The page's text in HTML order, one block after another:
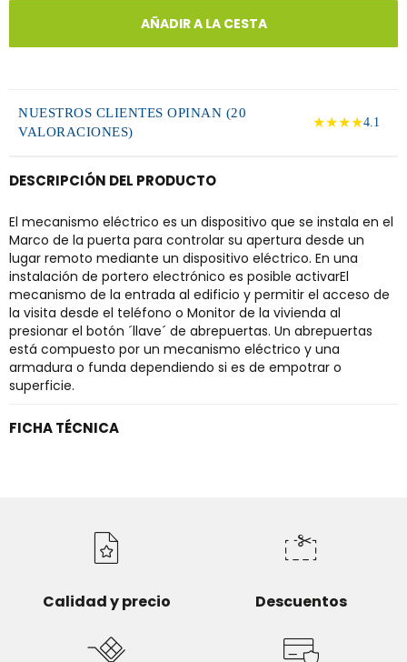
AÑADIR A LA CESTA
NUESTROS CLIENTES OPINAN (20
VALORACIONES)
★★★★4.1
DESCRIPCIÓN DEL PRODUCTO
El mecanismo eléctrico es un dispositivo que se instala en el
Marco de la puerta para controlar su apertura desde un
lugar remoto mediante un dispositivo eléctrico. En una
instalación de portero electrónico es posible activarEl
mecanismo de la entrada al edificio y permitir el acceso de
la visita desde el teléfono o Monitor de la vivienda al
presionar el botón ´llave´ de abrepuertas. Un abrepuertas
está compuesto por un mecanismo eléctrico y una
armadura o funda dependiendo si es de empotrar o
superficie.
FICHA TÉCNICA
Calidad y precio Descuentos